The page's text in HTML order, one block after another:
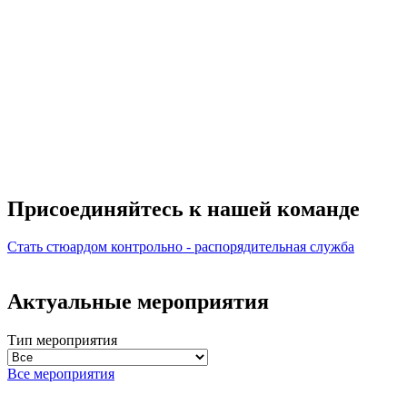
Присоединяйтесь к нашей команде
Стать стюардом контрольно - распорядительная служба
Актуальные мероприятия
Тип мероприятия
Все мероприятия